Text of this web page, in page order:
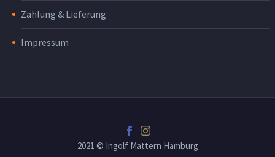
Zahlung & Lieferung
Impressum
2021 © Ingolf Mattern Hamburg